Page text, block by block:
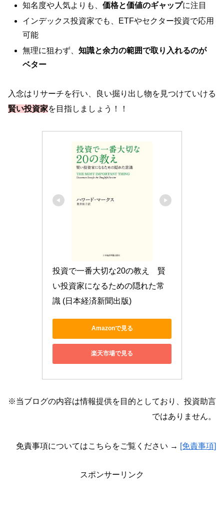
知名度や人気よりも、価格と価値のギャップに注目
インデックス投資家でも、ETFやセクター投資で応用
可能
無理に狙わず、知識と余力の範囲で取り入れるのが
ベター
入念はリサーチを行い、良い掘り出し物を見つけていける
賢い投資家を目指しましょう！！
投資で一番大切な20の教え　賢
い投資家になるための隠れた常
識 (日本経済新聞出版)
Amazonで見る
楽天市場で見る
※当ブログの内容は情報提供を目的としており、投資助言
ではありません。
免責事項についてはこちらをご覧ください → [免責事項]
スポンサーリンク